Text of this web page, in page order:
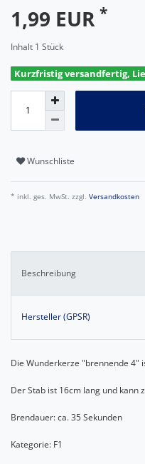
1,99 EUR *
Inhalt 1 Stück
Kurzfristig versandfertig,
Wunschliste
* inkl. ges. MwSt. zzgl. Versandkosten
Beschreibung
Hersteller (GPSR)
Die Wunderkerze "brennende 4"
Der Stab ist 16cm lang und kann
Brendauer: ca. 35 Sekunden
Kategorie: F1